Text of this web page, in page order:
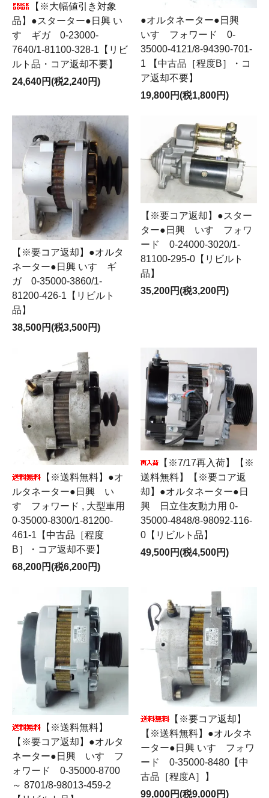
【※大幅値引き対象
品】●スターター●日興 い
すゞギガ 0-23000-
7640/1-81100-328-1【リビ
ルト品・コア返却不要】
24,640円(税2,240円)
●オルタネーター●日興
いすゞフォワード 0-
35000-4121/8-94390-701-
1 【中古品［程度B］・コ
ア返却不要】
19,800円(税1,800円)
【※要コア返却】●オルタ
ネーター●日興 いすゞギ
ガ 0-35000-3860/1-
81200-426-1【リビルト
品】
38,500円(税3,500円)
【※要コア返却】●スター
ター●日興 いすゞフォワ
ード 0-24000-3020/1-
81100-295-0【リビルト
品】
35,200円(税3,200円)
【※送料無料】●オ
ルタネーター●日興 い
すゞフォワード , 大型車用
0-35000-8300/1-81200-
461-1【中古品［程度
B］・コア返却不要】
68,200円(税6,200円)
【※7/17再入荷】【※
送料無料】【※要コア返
却】●オルタネーター●日
興 日立住友動力用 0-
35000-4848/8-98092-116-
0【リビルト品】
49,500円(税4,500円)
【※送料無料】
【※要コア返却】●オルタ
ネーター●日興 いすゞフ
ォワード 0-35000-8700
～ 8701/8-98013-459-2
【※要コア返却】
【※送料無料】●オルタネ
ーター●日興 いすゞフォワ
ード 0-35000-8480【中
古品［程度A］】
99,000円(税9,000円)